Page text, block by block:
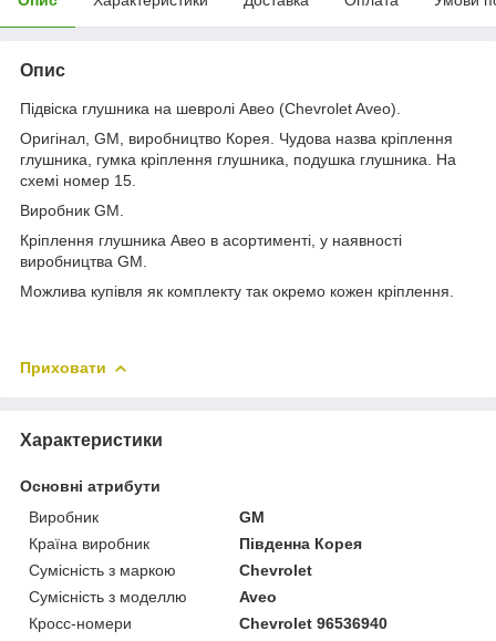
Опис
Підвіска глушника на шевролі Авео (Chevrolet Aveo).
Оригінал, GM, виробництво Корея. Чудова назва кріплення
глушника, гумка кріплення глушника, подушка глушника. На
схемі номер 15.
Виробник GM.
Кріплення глушника Авео в асортименті, у наявності
виробництва GM.
Можлива купівля як комплекту так окремо кожен кріплення.
Приховати
Характеристики
Основні атрибути
Виробник
GM
Країна виробник
Південна Корея
Сумісність з маркою
Chevrolet
Сумісність з моделлю
Aveo
Кросс-номери
Chevrolet 96536940